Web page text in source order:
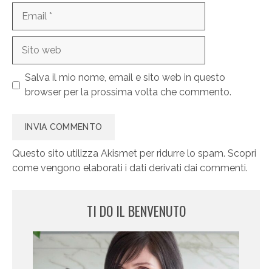
web
Salva il mio nome, email e sito web in questo
browser per la prossima volta che commento.
Questo sito utilizza Akismet per ridurre lo spam. Scopri
come vengono elaborati i dati derivati dai commenti.
TI DO IL BENVENUTO